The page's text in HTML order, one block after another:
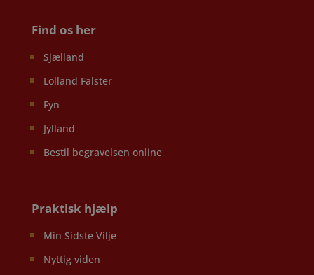
Find os her
Sjælland
Lolland Falster
Fyn
Jylland
Bestil begravelsen online
Praktisk hjælp
Min Sidste Vilje
Nyttig viden